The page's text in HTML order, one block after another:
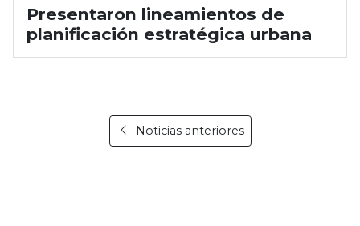
Presentaron lineamientos de
planificación estratégica urbana
Noticias anteriores